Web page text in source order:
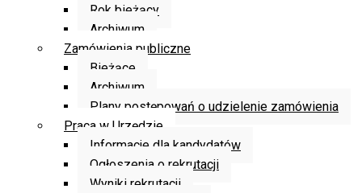
Rok bieżący
Archiwum
Zamówienia publiczne
Bieżące
Archiwum
Plany postępowań o udzielenie zamówienia
Praca w Urzędzie
Informacje dla kandydatów
Ogłoszenia o rekrutacji
Wyniki rekrutacji